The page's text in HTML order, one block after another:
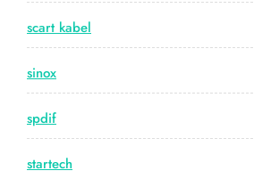
scart kabel
sinox
spdif
startech